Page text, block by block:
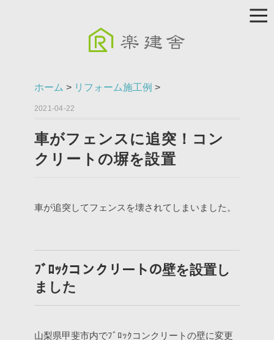
ホーム > リフォーム施工例 >
2021-04-22
車がフェンスに追突！コン
クリートの塀を設置
車が追突してフェンスを壊されてしまいました。
ﾌﾞﾛｯｸコンクリートの壁を設置し
ました
山梨県甲斐市内でﾌﾞﾛｯｸコンクリートの壁に変更